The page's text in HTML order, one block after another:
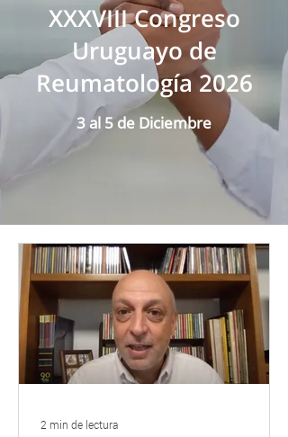
XXXVIII Congreso
Uruguayo de
Reumatología 2026
3 al 5 de Diciembre
2 min de lectura